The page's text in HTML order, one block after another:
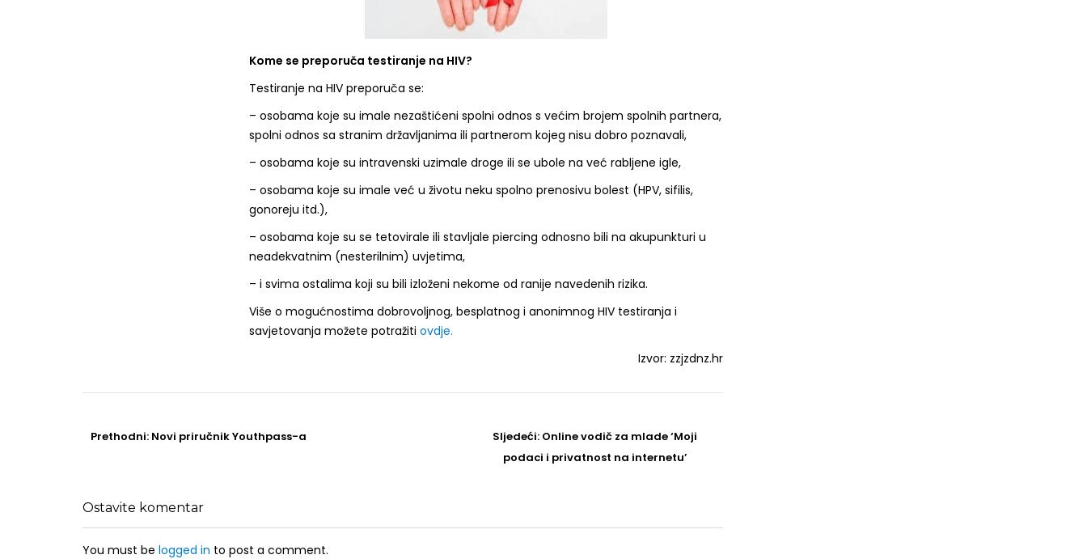
Kome se preporuča testiranje na HIV?
Testiranje na HIV preporuča se:
– osobama koje su imale nezaštićeni spolni odnos s većim brojem spolnih partnera,
spolni odnos sa stranim državljanima ili partnerom kojeg nisu dobro poznavali,
– osobama koje su intravenski uzimale droge ili se ubole na već rabljene igle,
– osobama koje su imale već u životu neku spolno prenosivu bolest (HPV, sifilis,
gonoreju itd.),
– osobama koje su se tetovirale ili stavljale piercing odnosno bili na akupunkturi u
neadekvatnim (nesterilnim) uvjetima,
– i svima ostalima koji su bili izloženi nekome od ranije navedenih rizika.
Više o mogućnostima dobrovoljnog, besplatnog i anonimnog HIV testiranja i
savjetovanja možete potražiti ovdje.
Izvor: zzjzdnz.hr
navigation
Prethodni: Prethodni
Novi priručnik Youthpass-a Sljedeći: Sljedeći
Post
Online vodič za mlade ‘Moji
podaci i privatnost na internetu’
Ostavite komentar
You must be logged in to post a comment.